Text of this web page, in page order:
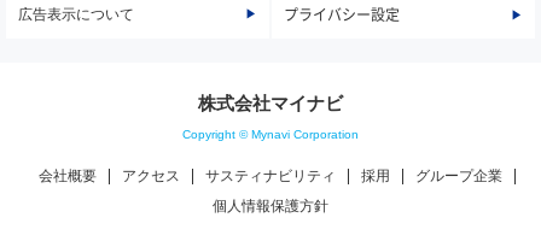
広告表示について プライバシー設定
株式会社マイナビ
Copyright © Mynavi Corporation
会社概要 アクセス サスティナビリティ 採用
グループ企業
個人情報保護方針